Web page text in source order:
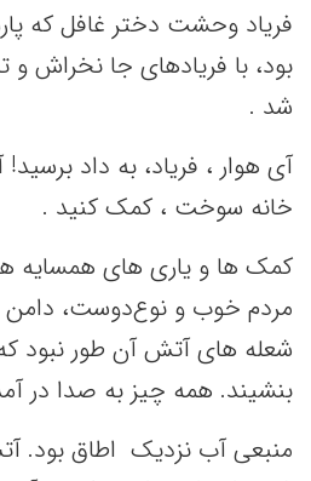
فریاد وحشت دختر غافل که
بود، با فریادهای جا نخراش و
شد .
آی هوار ، فریاد، به داد
خانه سوخت ، کمک کنید .
کمک ها و یاری های همسایه
مردم خوب و نوع‌دوست، دامن
شعله های آتش آن طور نبود
بنشیند. همه چیز به صدا در
منبعی آب نزدیک اطاق بود.